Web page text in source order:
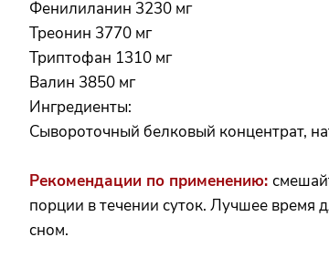
Фенилиланин 3230 мг
Треонин 3770 мг
Триптофан 1310 мг
Валин 3850 мг
Ингредиенты:
Сывороточный белковый концентрат,
Рекомендации по применению:
порции в течении суток. Лучшее время
сном.